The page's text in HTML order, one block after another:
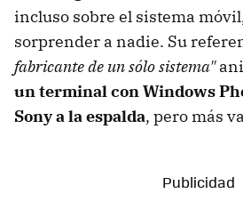
incluso sobre el sistema
sorprender a nadie. Su
fabricante de un sólo sistema"
un terminal con Windows
Sony a la espalda, pero más